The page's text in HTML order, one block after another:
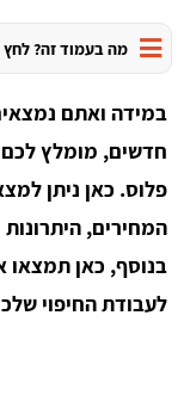
מה בעמוד זה? לחץ
במידה ואתם
חדשים, מומלץ לכם
פלוס. כאן ניתן
המחירים,
בנוסף, כאן תמצאו
לעבודת החיפוי